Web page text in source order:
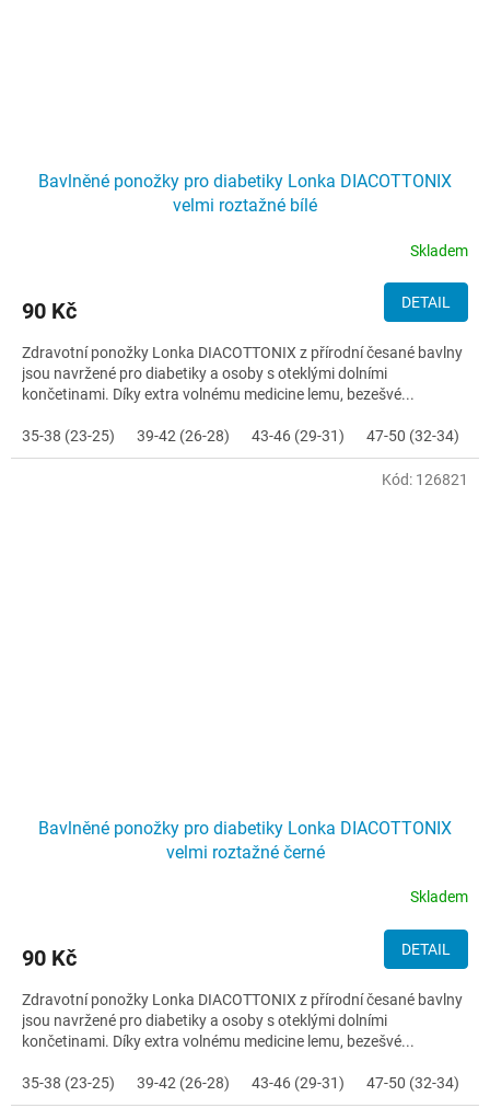
Bavlněné ponožky pro diabetiky Lonka DIACOTTONIX
velmi roztažné bílé
Skladem
90 Kč DETAIL
Zdravotní ponožky Lonka DIACOTTONIX z přírodní česané bavlny
jsou navržené pro diabetiky a osoby s oteklými dolními
končetinami. Díky extra volnému medicine lemu, bezešvé...
35-38 (23-25) 39-42 (26-28) 43-46 (29-31) 47-50 (32-34)
Bavlněné ponožky pro diabetiky Lonka DIACOTTONIX
velmi roztažné černé
Skladem
90 Kč DETAIL
Zdravotní ponožky Lonka DIACOTTONIX z přírodní česané bavlny
jsou navržené pro diabetiky a osoby s oteklými dolními
končetinami. Díky extra volnému medicine lemu, bezešvé...
35-38 (23-25) 39-42 (26-28) 43-46 (29-31) 47-50 (32-34)
Kód: 126821